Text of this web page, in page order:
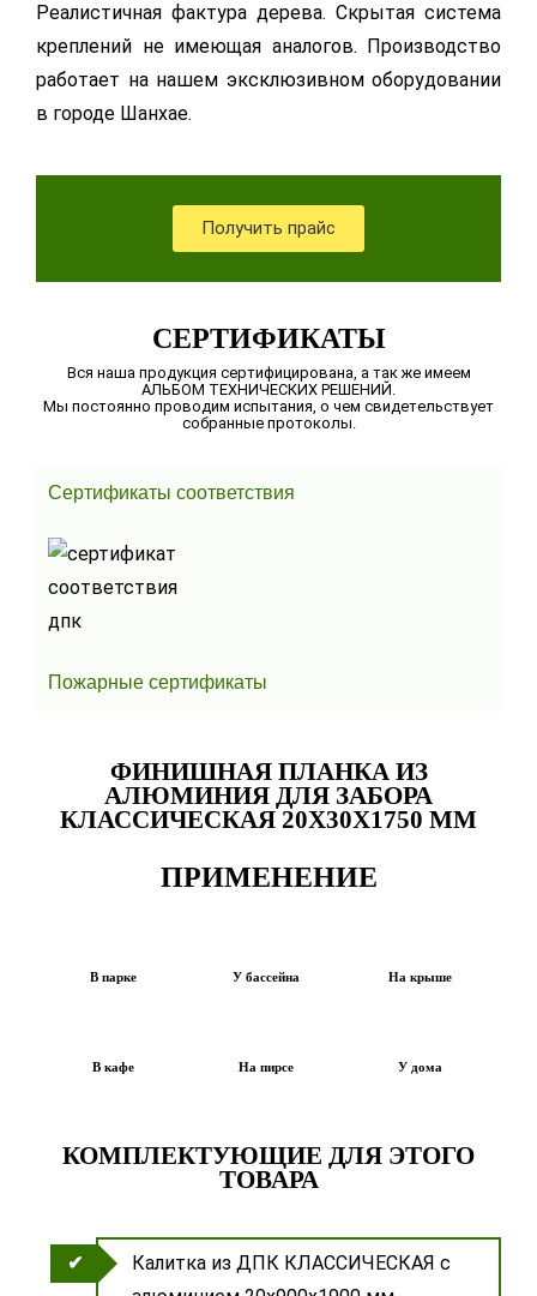
Реалистичная фактура дерева. Скрытая система
креплений не имеющая аналогов. Производство
работает на нашем эксклюзивном оборудовании
в городе Шанхае.
Получить прайс
СЕРТИФИКАТЫ
Вся наша продукция сертифицирована, а так же имеем
АЛЬБОМ ТЕХНИЧЕСКИХ РЕШЕНИЙ.
Мы постоянно проводим испытания, о чем свидетельствует
собранные протоколы.
Сертификаты соответствия
Пожарные сертификаты
ФИНИШНАЯ ПЛАНКА ИЗ
АЛЮМИНИЯ ДЛЯ ЗАБОРА
КЛАССИЧЕСКАЯ 20Х30Х1750 ММ
ПРИМЕНЕНИЕ
В парке У бассейна На крыше
В кафе На пирсе У дома
КОМПЛЕКТУЮЩИЕ ДЛЯ ЭТОГО
ТОВАРА
Калитка из ДПК КЛАССИЧЕСКАЯ с